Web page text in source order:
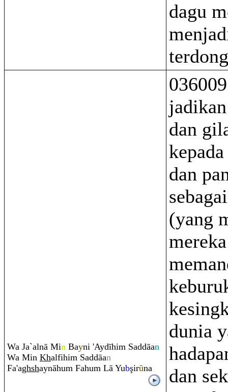
dagu
Wa Ja`alnā Min Bayni 'Aydīhim Saddāan
Wa Min Khalfihim Saddāan
Fa'aghshaynāhum Fahum Lā Yubşirūna
dan
dan
(yang
dunia
dan